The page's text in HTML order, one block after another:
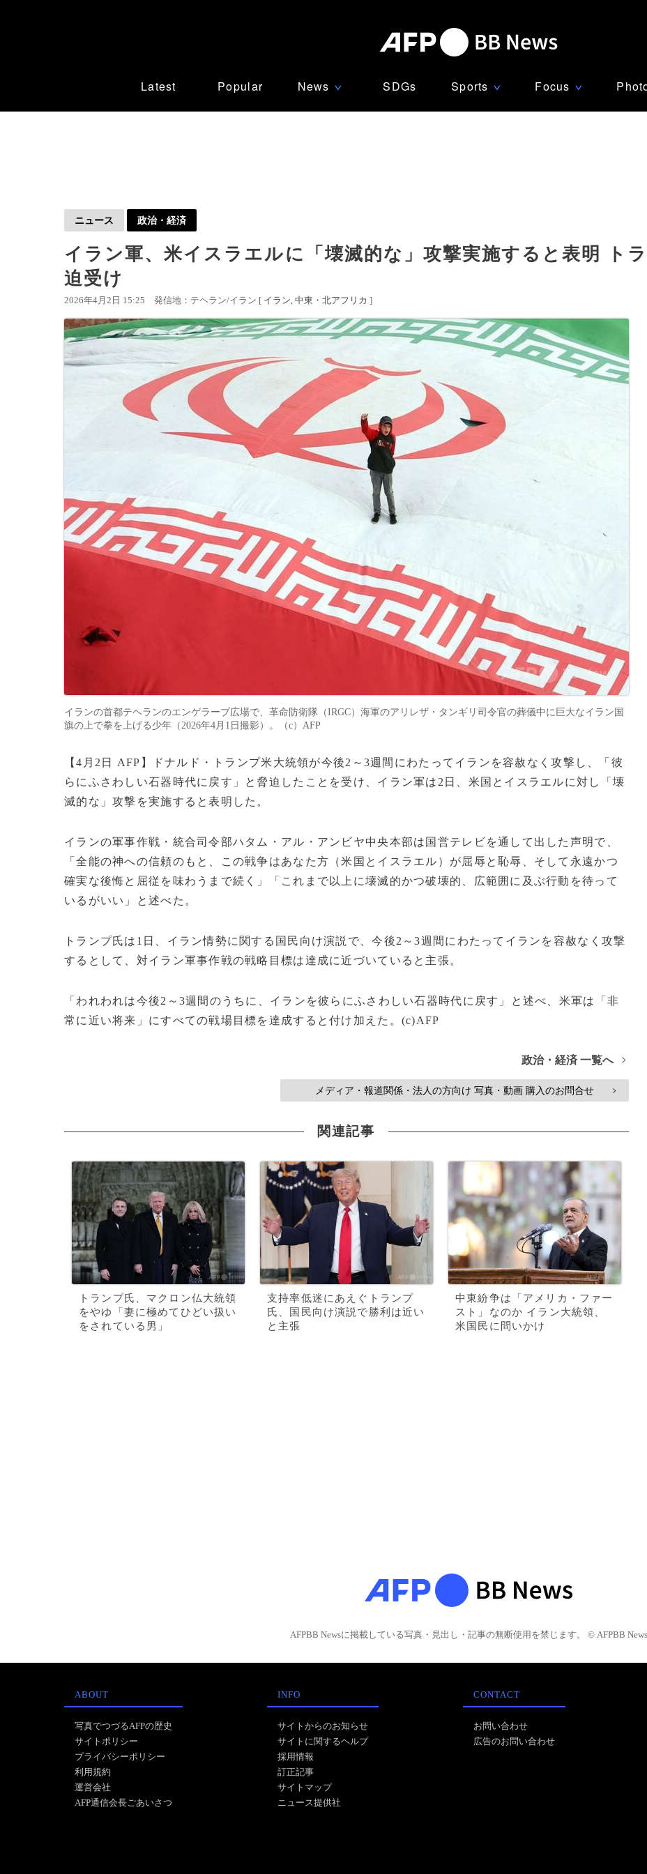
Latest Popular News ∨ SDGs Sports ∨ Focus ∨
ニュース 政治・経済
イラン軍、米イスラエルに「壊滅的な」攻撃実施すると表明 ト
迫受け
2026年4月2日 15:25 発信地：テヘラン/イラン [ イラン 中東・北アフリカ ]
イランの首都テヘランのエンゲラーブ広場で、革命防衛隊（IRGC）海軍のアリレザ・タンギリ司令官の葬儀中に巨大なイラン国
旗の上で拳を上げる少年（2026年4月1日撮影）。（c）AFP
【4月2日 AFP】ドナルド・トランプ米大統領が今後2～3週間にわたってイランを容赦なく攻撃し、「彼
らにふさわしい石器時代に戻す」と脅迫したことを受け、イラン軍は2日、米国とイスラエルに対し「壊
滅的な」攻撃を実施すると表明した。
イランの軍事作戦・統合司令部ハタム・アル・アンビヤ中央本部は国営テレビを通して出した声明で、
「全能の神への信頼のもと、この戦争はあなた方（米国とイスラエル）が屈辱と恥辱、そして永遠かつ
確実な後悔と屈従を味わうまで続く」「これまで以上に壊滅的かつ破壊的、広範囲に及ぶ行動を待って
いるがいい」と述べた。
トランプ氏は1日、イラン情勢に関する国民向け演説で、今後2～3週間にわたってイランを容赦なく攻撃
するとして、対イラン軍事作戦の戦略目標は達成に近づいていると主張。
「われわれは今後2～3週間のうちに、イランを彼らにふさわしい石器時代に戻す」と述べ、米軍は「非
常に近い将来」にすべての戦場目標を達成すると付け加えた。(c)AFP
政治・経済 一覧へ >
メディア・報道関係・法人の方向け 写真・動画 購入のお問合せ >
関連記事
トランプ氏、マクロン仏大統領
をやゆ「妻に極めてひどい扱い
をされている男」
支持率低迷にあえぐトランプ
氏、国民向け演説で勝利は近い
と主張
中東紛争は「アメリカ・ファー
スト」なのか イラン大統領、
米国民に問いかけ
AFPBB Newsに掲載している写真・見出し・記事の無断使用を禁じます。 © AFPBB News
ABOUT
写真でつづるAFPの歴史
サイトポリシー
プライバシーポリシー
利用規約
運営会社
AFP通信会長ごあいさつ
INFO
サイトからのお知らせ
サイトに関するヘルプ
採用情報
訂正記事
サイトマップ
ニュース提供社
CONTACT
お問い合わせ
広告のお問い合わせ